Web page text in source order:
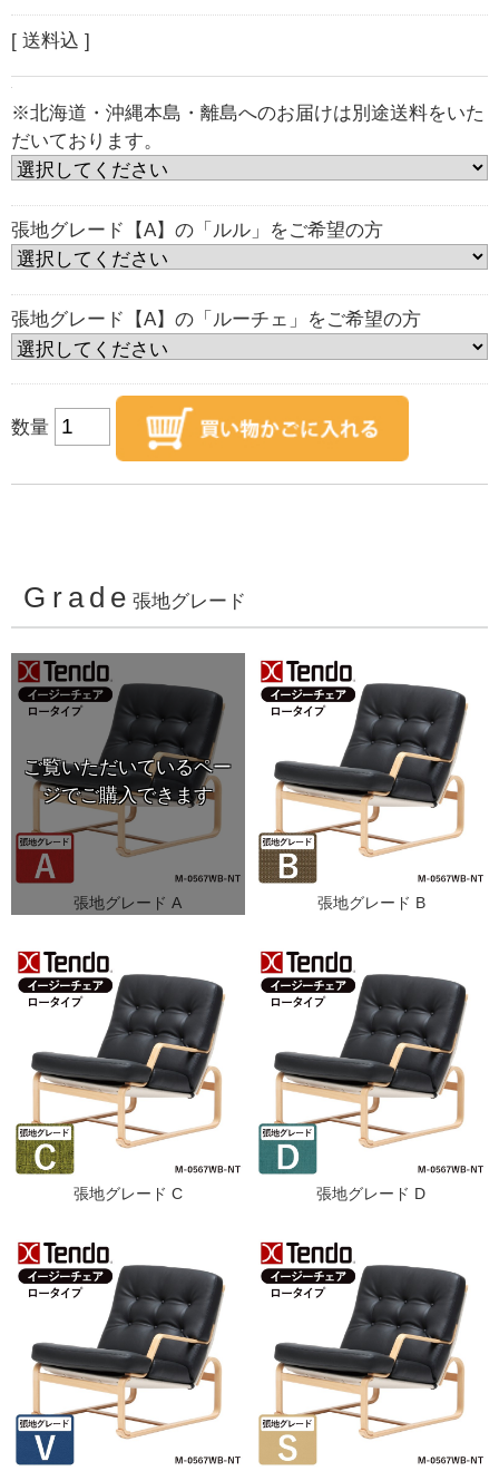
[ 送料込 ]
※北海道・沖縄本島・離島へのお届けは別途送料をいた
だいております。
張地グレード【A】の「ルル」をご希望の方
張地グレード【A】の「ルーチェ」をご希望の方
数量
Grade 張地グレード
張地グレード A 張地グレード B
張地グレード C 張地グレード D